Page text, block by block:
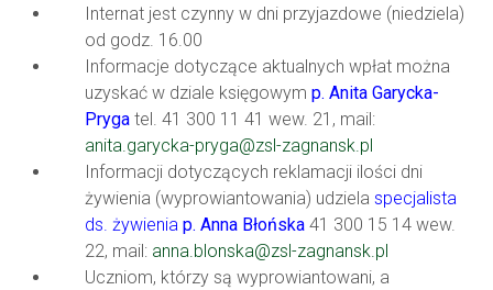
Internat jest czynny w dni przyjazdowe (niedziela)
od godz. 16.00
Informacje dotyczące aktualnych wpłat można
uzyskać w dziale księgowym p. Anita Garycka-
Pryga tel. 41 300 11 41 wew. 21, mail:
anita.garycka-pryga@zsl-zagnansk.pl
Informacji dotyczących reklamacji ilości dni
żywienia (wyprowiantowania) udziela specjalista
ds. żywienia p. Anna Błońska 41 300 15 14 wew.
22, mail: anna.blonska@zsl-zagnansk.pl
Uczniom, którzy są wyprowiantowani, a